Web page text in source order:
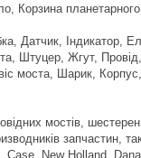
Корзина
Датчик, Індикатор,
Штуцер, Жгут,
моста, Шарик,
мостів,
запчастин,
New Holland,